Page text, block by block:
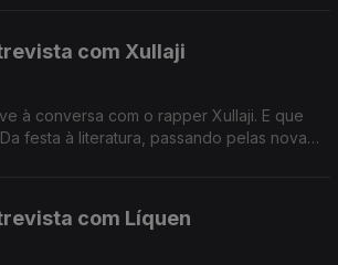
com Xullaji
à conversa com o rapper Xullaji. E que
festa à literatura, passando pelas novas
com Líquen